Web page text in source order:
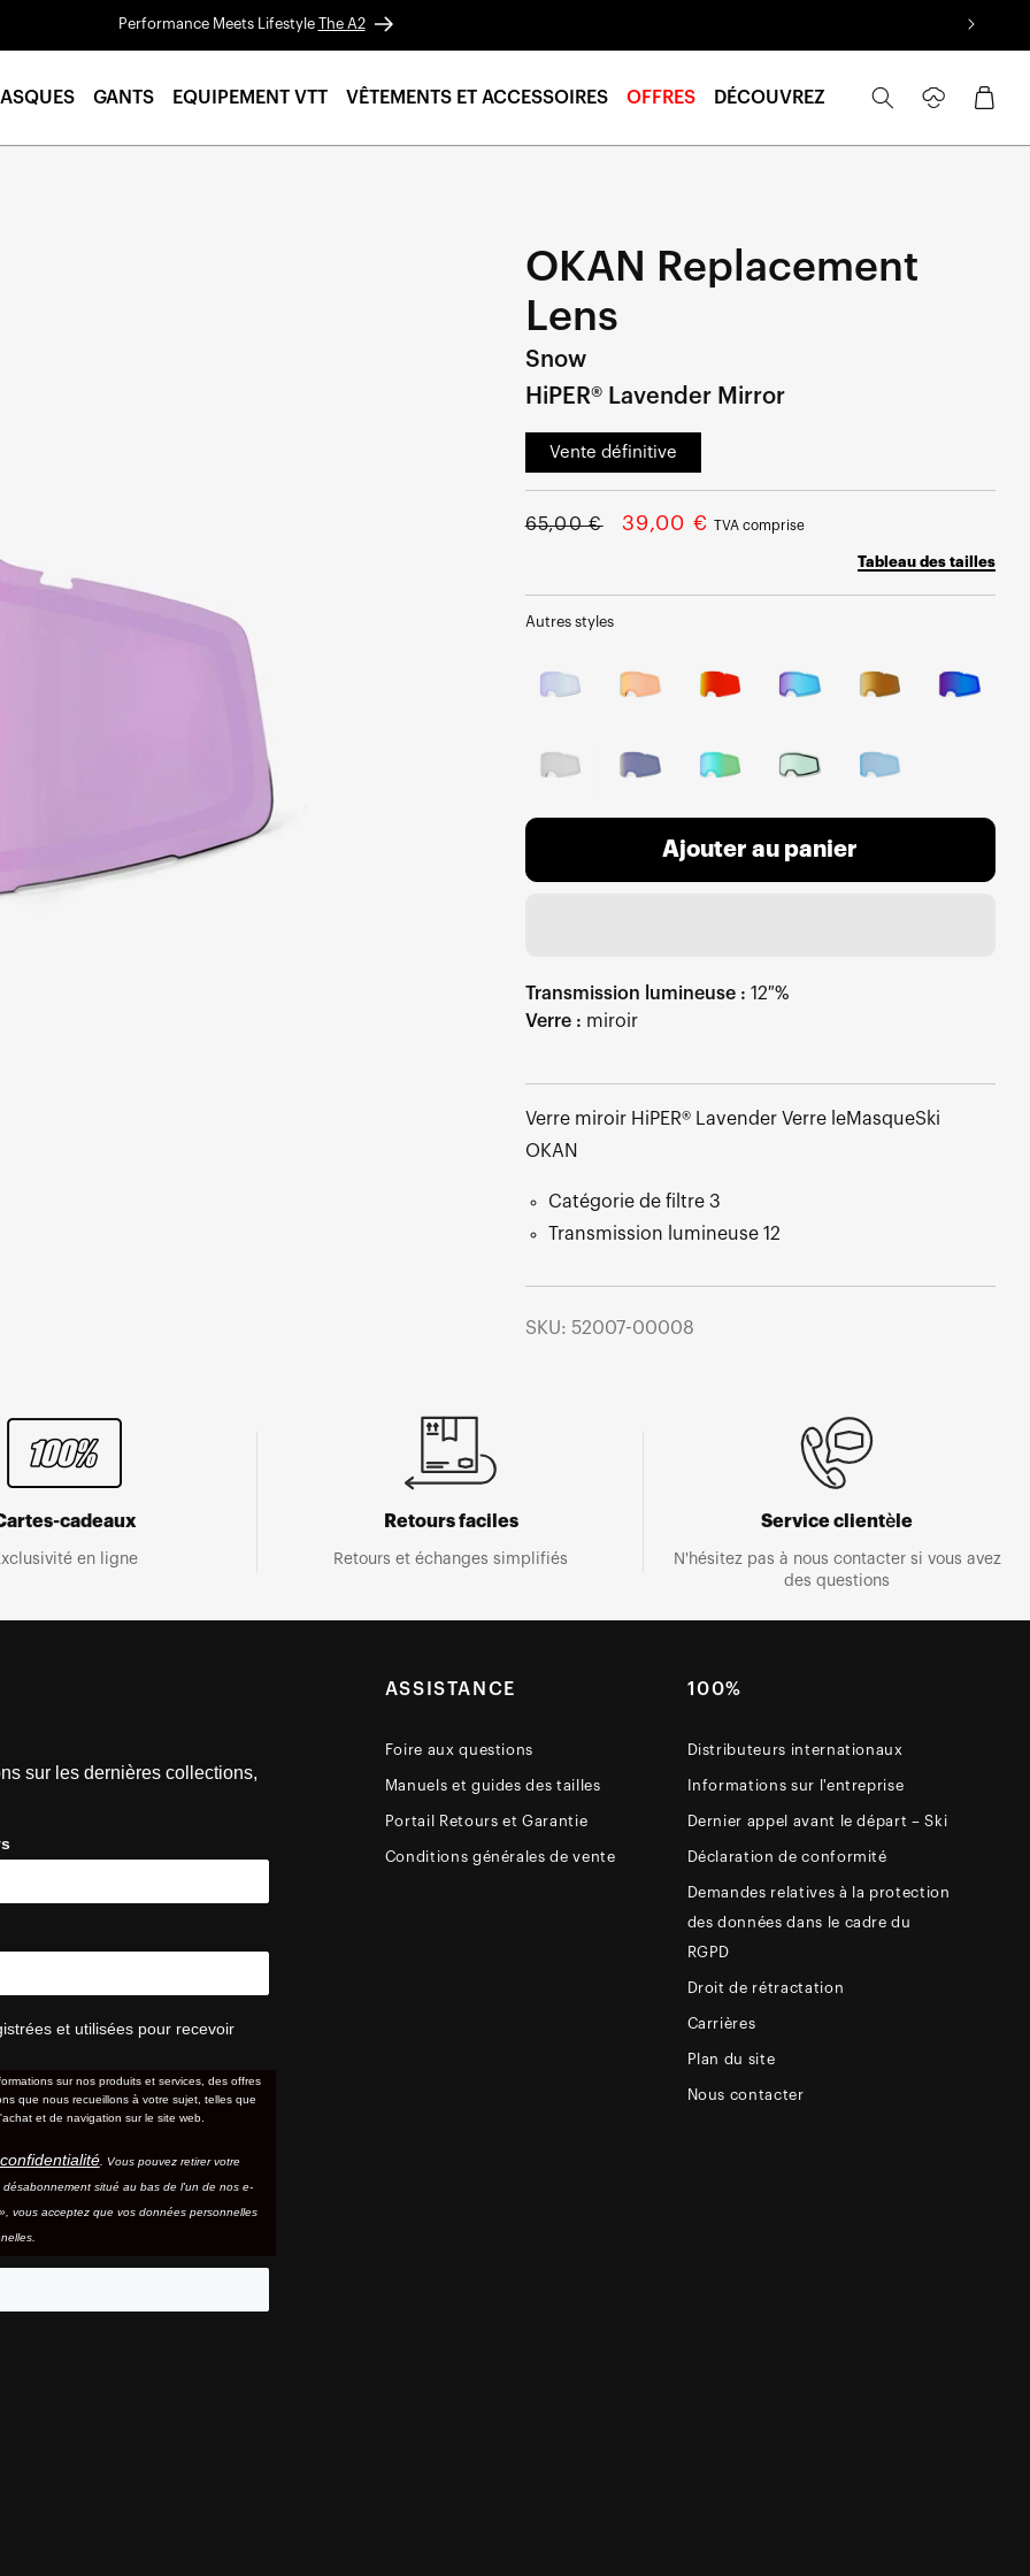
Performance Meets Lifestyle The A2
GANTS EQUIPEMENT VTT VÊTEMENTS ET ACCESSOIRES OFFRES DÉCOUVREZ
connecter
Panier
OKAN Replacement
Lens
Snow
HiPER® Lavender Mirror
Vente définitive
Prix
65,00 €
Prix
39,00 € TVA comprise
Tableau des tailles
Autres styles
Ajouter au panier
Transmission lumineuse : 12 %
Verre : miroir
Verre miroir HiPER® Lavender Verre leMasqueSki
OKAN
Catégorie de filtre 3
Transmission lumineuse 12
SKU: 52007-00008
cadeaux
en ligne
Retours faciles
Retours et échanges simplifiés
Service clientèle
N'hésitez pas à nous contacter si vous avez
des questions
sur les dernières collections,
et utilisées pour recevoir
sur nos produits et services, des offres
que nous recueillons à votre sujet, telles que
et de navigation sur le site web.
. Vous pouvez retirer votre
situé au bas de l'un de nos e-
vous acceptez que vos données personnelles
ASSISTANCE
Foire aux questions
Manuels et guides des tailles
Portail Retours et Garantie
Conditions générales de vente
100%
Distributeurs internationaux
Informations sur l'entreprise
Dernier appel avant le départ – Ski
Déclaration de conformité
Demandes relatives à la protection
des données dans le cadre du
RGPD
Droit de rétractation
Carrières
Plan du site
Nous contacter